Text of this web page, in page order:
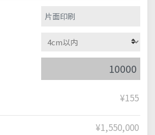
片面印刷
¥155
¥1,550,000